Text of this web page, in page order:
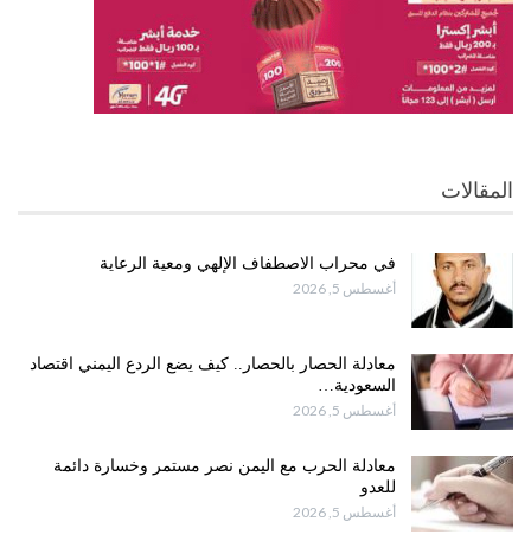
المقالات
في محراب الاصطفاف الإلهي ومعية الرعاية
أغسطس 5, 2026
معادلة الحصار بالحصار.. كيف يضع الردع اليمني اقتصاد
السعودية…
أغسطس 5, 2026
معادلة الحرب مع اليمن نصر مستمر وخسارة دائمة
للعدو
أغسطس 5, 2026